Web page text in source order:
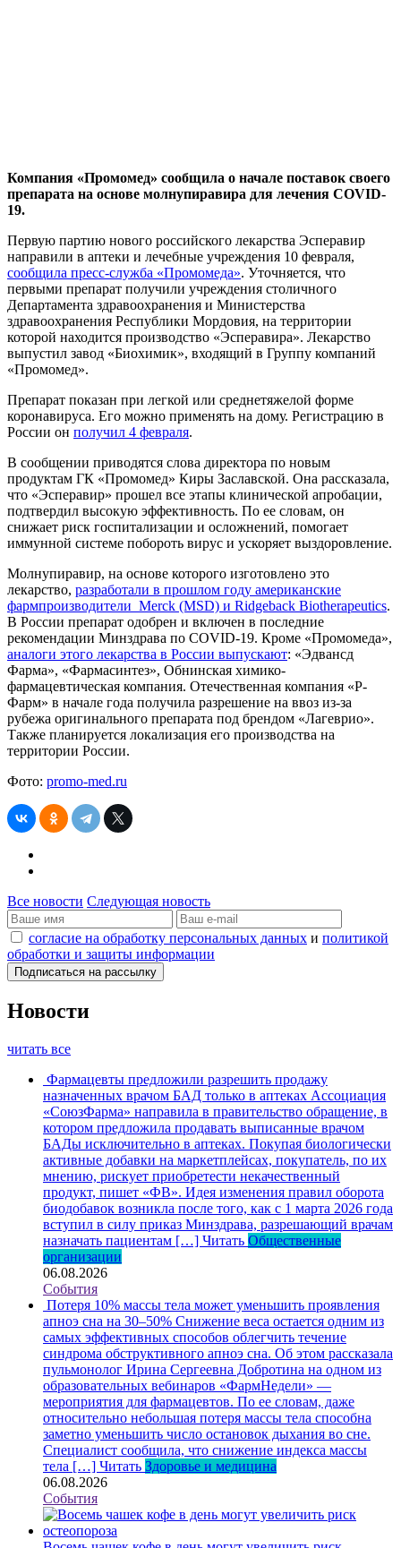
Компания «Промомед» сообщила о начале поставок своего
препарата на основе молнупиравира для лечения COVID-
19.
Первую партию нового российского лекарства Эсперавир
направили в аптеки и лечебные учреждения 10 февраля,
сообщила пресс-служба «Промомеда». Уточняется, что
первыми препарат получили учреждения столичного
Департамента здравоохранения и Министерства
здравоохранения Республики Мордовия, на территории
которой находится производство «Эсперавира». Лекарство
выпустил завод «Биохимик», входящий в Группу компаний
«Промомед».
Препарат показан при легкой или среднетяжелой форме
коронавируса. Его можно применять на дому. Регистрацию в
России он получил 4 февраля.
В сообщении приводятся слова директора по новым
продуктам ГК «Промомед» Киры Заславской. Она рассказала,
что «Эсперавир» прошел все этапы клинической апробации,
подтвердил высокую эффективность. По ее словам, он
снижает риск госпитализации и осложнений, помогает
иммунной системе побороть вирус и ускоряет выздоровление.
Молнупиравир, на основе которого изготовлено это
лекарство, разработали в прошлом году американские
фармпроизводители Merck (MSD) и Ridgeback Biotherapeutics.
В России препарат одобрен и включен в последние
рекомендации Минздрава по COVID-19. Кроме «Промомеда»,
аналоги этого лекарства в России выпускают: «Эдвансд
Фарма», «Фармасинтез», Обнинская химико-
фармацевтическая компания. Отечественная компания «Р-
Фарм» в начале года получила разрешение на ввоз из-за
рубежа оригинального препарата под брендом «Лагеврио».
Также планируется локализация его производства на
территории России.
Фото: promo-med.ru
Все новости Следующая новость
согласие на обработку персональных данных и политикой
обработки и защиты информации
Новости
читать все
Фармацевты предложили разрешить продажу
назначенных врачом БАД только в аптеках Ассоциация
«СоюзФарма» направила в правительство обращение, в
котором предложила продавать выписанные врачом
БАДы исключительно в аптеках. Покупая биологически
активные добавки на маркетплейсах, покупатель, по их
мнению, рискует приобретести некачественный
продукт, пишет «ФВ». Идея изменения правил оборота
биодобавок возникла после того, как с 1 марта 2026 года
вступил в силу приказ Минздрава, разрешающий врачам
назначать пациентам […] Читать Общественные
организации
06.08.2026
События
Потеря 10% массы тела может уменьшить проявления
апноэ сна на 30–50% Снижение веса остается одним из
самых эффективных способов облегчить течение
синдрома обструктивного апноэ сна. Об этом рассказала
пульмонолог Ирина Сергеевна Добротина на одном из
образовательных вебинаров «ФармНедели» —
мероприятия для фармацевтов. По ее словам, даже
относительно небольшая потеря массы тела способна
заметно уменьшить число остановок дыхания во сне.
Специалист сообщила, что снижение индекса массы
тела […] Читать Здоровье и медицина
06.08.2026
События